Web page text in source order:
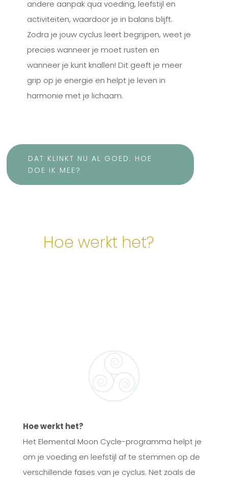
andere aanpak qua voeding, leefstijl en
activiteiten, waardoor je in balans blijft.
Zodra je jouw cyclus leert begrijpen, weet je
precies wanneer je moet rusten en
wanneer je kunt knallen! Dit geeft je meer
grip op je energie en helpt je leven in
harmonie met je lichaam.
DAT KLINKT NU AL GOED. HOE
DOE IK MEE?
Hoe werkt het?
Hoe werkt het?
Het Elemental Moon Cycle-programma helpt je
om je voeding en leefstijl af te stemmen op de
verschillende fases van je cyclus. Net zoals de